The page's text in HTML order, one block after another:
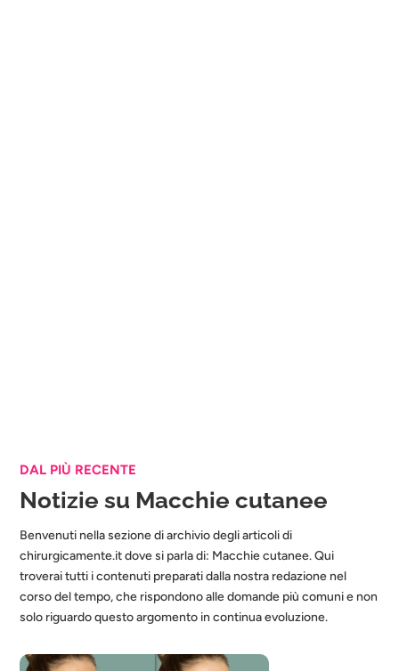
DAL PIÙ RECENTE
Notizie su Macchie cutanee
Benvenuti nella sezione di archivio degli articoli di
chirurgicamente.it dove si parla di: Macchie cutanee. Qui
troverai tutti i contenuti preparati dalla nostra redazione nel
corso del tempo, che rispondono alle domande più comuni e non
solo riguardo questo argomento in continua evoluzione.